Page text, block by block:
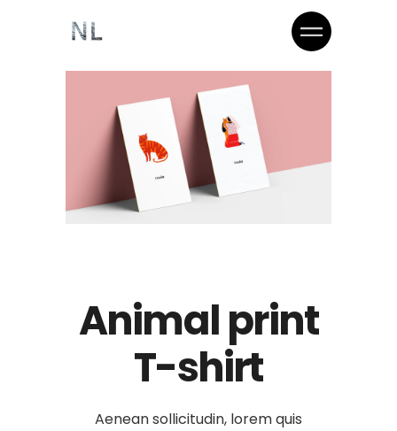
Animal print
T-shirt
Aenean sollicitudin, lorem quis